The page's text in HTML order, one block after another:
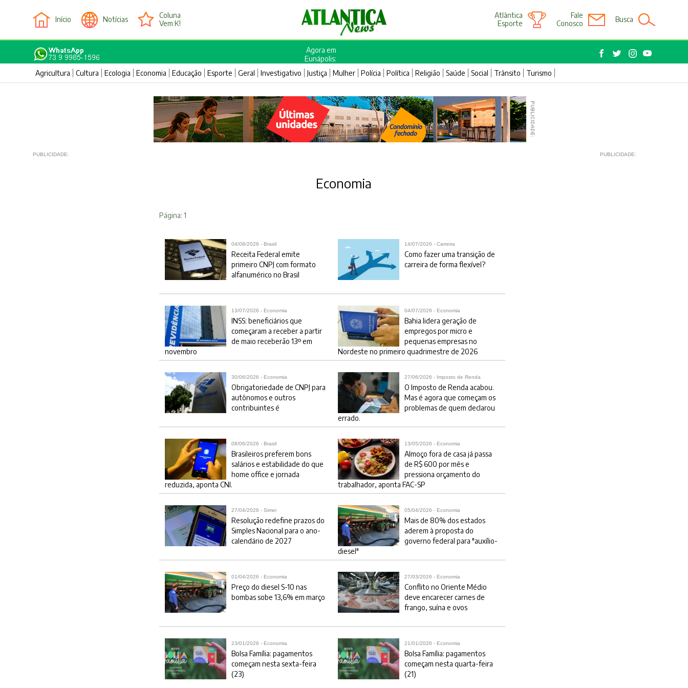
Início Notícias
Coluna
Vem K!
Atlântica
Esporte
Fale
Conosco
Busca
Agora em
Eunápolis:
Agricultura
Cultura Ecologia Economia Educação Esporte Geral Investigativo Justiça Mulher Polícia Política Religião Saúde Social Trânsito Turismo
PUBLICIDADE:
Economia
Página: 1
04/08/2026 - Brasil
Receita Federal emite
primeiro CNPJ com formato
alfanumérico no Brasil
14/07/2026 - Carreira
Como fazer uma transição de
carreira de forma flexível?
13/07/2026 - Economia
INSS: beneficiários que
começaram a receber a partir
de maio receberão 13º em
novembro
04/07/2026 - Economia
Bahia lidera geração de
empregos por micro e
pequenas empresas no
Nordeste no primeiro quadrimestre de 2026
30/06/2026 - Economia
Obrigatoriedade de CNPJ para
autônomos e outros
contribuintes é
27/06/2026 - Imposto de Renda
O Imposto de Renda acabou.
Mas é agora que começam os
problemas de quem declarou
errado.
08/06/2026 - Brasil
Brasileiros preferem bons
salários e estabilidade do que
home office e jornada
reduzida, aponta CNI.
13/05/2026 - Economia
Almoço fora de casa já passa
de R$ 600 por mês e
pressiona orçamento do
trabalhador, aponta FAC-SP
27/04/2026 - Simei
Resolução redefine prazos do
Simples Nacional para o ano-
calendário de 2027
05/04/2026 - Economia
Mais de 80% dos estados
aderem à proposta do
governo federal para "auxílio-
diesel"
01/04/2026 - Economia
Preço do diesel S-10 nas
bombas sobe 13,6% em março
27/03/2026 - Economia
Conflito no Oriente Médio
deve encarecer carnes de
frango, suína e ovos
23/01/2026 - Economia
Bolsa Família: pagamentos
começam nesta sexta-feira
(23)
21/01/2026 - Economia
Bolsa Família: pagamentos
começam nesta quarta-feira
(21)
PUBLICIDADE: